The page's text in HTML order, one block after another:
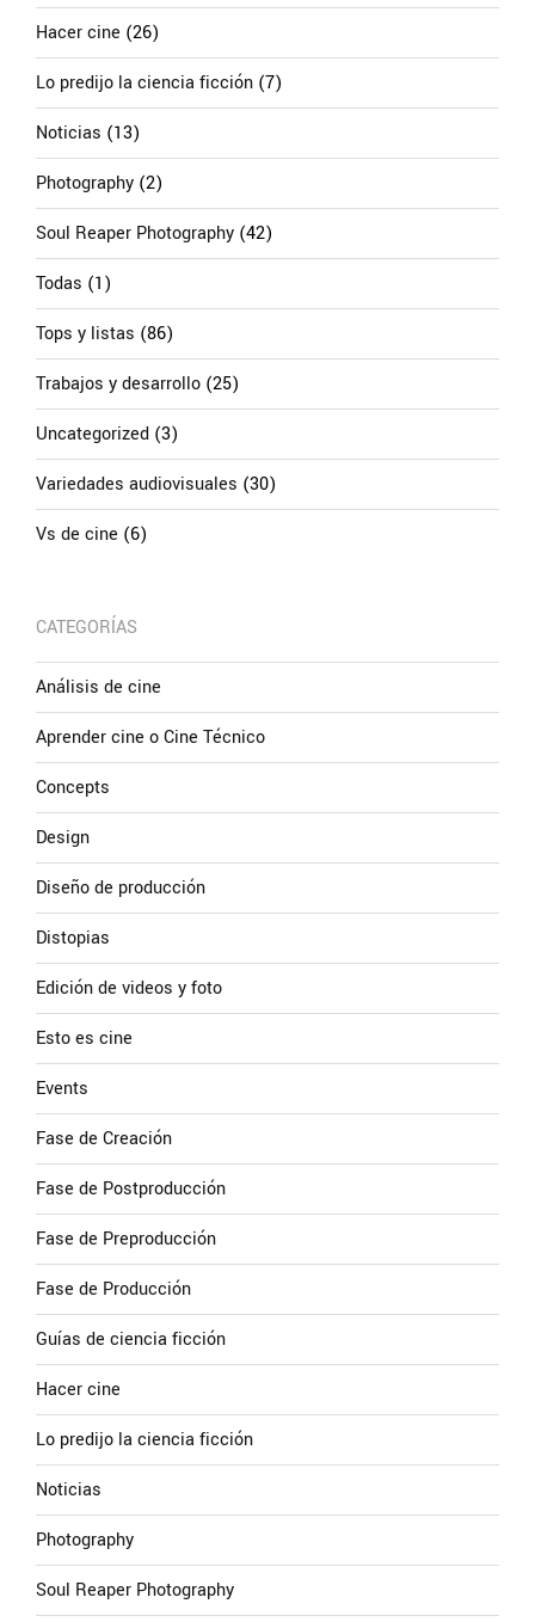
Hacer cine (26)
Lo predijo la ciencia ficción (7)
Noticias (13)
Photography (2)
Soul Reaper Photography (42)
Todas (1)
Tops y listas (86)
Trabajos y desarrollo (25)
Uncategorized (3)
Variedades audiovisuales (30)
Vs de cine (6)
CATEGORÍAS
Análisis de cine
Aprender cine o Cine Técnico
Concepts
Design
Diseño de producción
Distopias
Edición de videos y foto
Esto es cine
Events
Fase de Creación
Fase de Postproducción
Fase de Preproducción
Fase de Producción
Guías de ciencia ficción
Hacer cine
Lo predijo la ciencia ficción
Noticias
Photography
Soul Reaper Photography